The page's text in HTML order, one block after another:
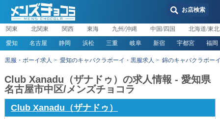
お店検索
関東 北関東 関西 東海 九州/沖縄 中国/四国 北海道/東北
愛知 名古屋 静岡 浜松 三重 岐阜 新宿 宇都宮 福岡
黒服・ボーイ求人 愛知のキャバクラボーイ・黒服求人 錦のキャバクラボー
Club Xanadu（ザナドゥ）の求人情報 - 愛知県
名古屋市中区/メンズチョコラ
Club Xanadu（ザナドゥ）